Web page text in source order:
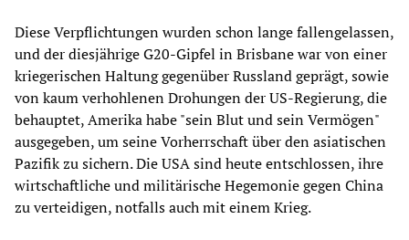
Diese Verpflichtungen wurden schon lange fallengelassen,
und der diesjährige G20-Gipfel in Brisbane war von einer
kriegerischen Haltung gegenüber Russland geprägt, sowie
von kaum verhohlenen Drohungen der US-Regierung, die
behauptet, Amerika habe "sein Blut und sein Vermögen"
ausgegeben, um seine Vorherrschaft über den asiatischen
Pazifik zu sichern. Die USA sind heute entschlossen, ihre
wirtschaftliche und militärische Hegemonie gegen China
zu verteidigen, notfalls auch mit einem Krieg.